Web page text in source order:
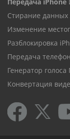
Разблокировка
Передача
Генератор голоса
Конвертация